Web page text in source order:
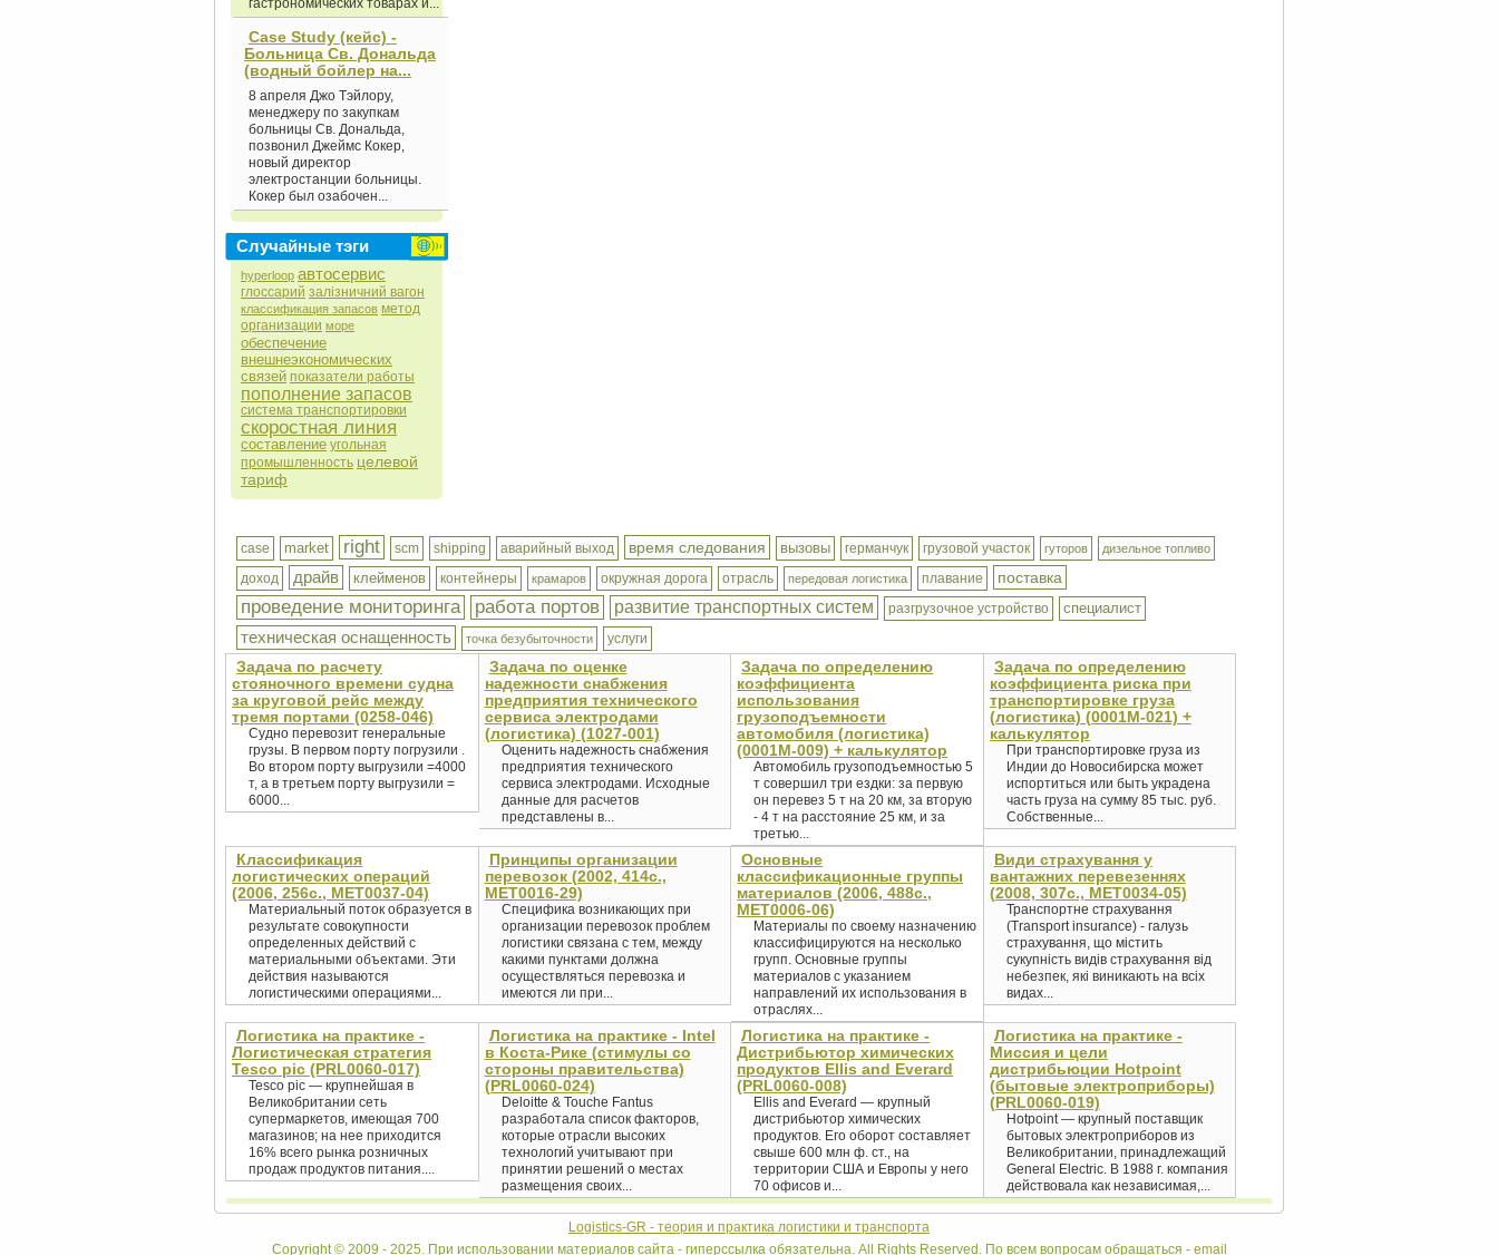
гастрономических товарах и...
Case Study (кейс) -
Больница Св. Дональда
(водный бойлер на...
8 апреля Джо Тэйлору,
менеджеру по закупкам
больницы Св. Дональда,
позвонил Джеймс Кокер,
новый директор
электростанции больницы.
Кокер был озабочен...
Случайные тэги
hyperloop автосервис
глоссарий залізничний вагон
классификация запасов метод
организации море
обеспечение
внешнеэкономических
связей показатели работы
пополнение запасов
система транспортировки
скоростная линия
составление угольная
промышленность целевой
тариф
case market right scm shipping аварийный выход время следования вызовы германчук грузовой участок гуторов дизельное топливо
доход драйв клейменов контейнеры крамаров окружная дорога отрасль передовая логистика плавание поставка
проведение мониторинга работа портов развитие транспортных систем разгрузочное устройство специалист
техническая оснащенность точка безубыточности услуги
Задача по расчету
стояночного времени судна
за круговой рейс между
тремя портами (0258-046)
Судно перевозит генеральные
грузы. В первом порту погрузили .
Во втором порту выгрузили =4000
т, а в третьем порту выгрузили =
6000...
Задача по оценке
надежности снабжения
предприятия технического
сервиса электродами
(логистика) (1027-001)
Оценить надежность снабжения
предприятия технического
сервиса электродами. Исходные
данные для расчетов
представлены в...
Задача по определению
коэффициента
использования
грузоподъемности
автомобиля (логистика)
(0001М-009) + калькулятор
Автомобиль грузоподъемностью 5
т совершил три ездки: за первую
он перевез 5 т на 20 км, за вторую
- 4 т на расстояние 25 км, и за
третью...
Задача по определению
коэффициента риска при
транспортировке груза
(логистика) (0001M-021) +
калькулятор
При транспортировке груза из
Индии до Новосибирска может
испортиться или быть украдена
часть груза на сумму 85 тыс. руб.
Собственные...
Классификация
логистических операций
(2006, 256с., MET0037-04)
Материальный поток образуется в
результате совокупности
определенных действий с
материальными объектами. Эти
действия называются
логистическими операциями...
Принципы организации
перевозок (2002, 414с.,
MET0016-29)
Специфика возникающих при
организации перевозок проблем
логистики связана с тем, между
какими пунктами должна
осуществляться перевозка и
имеются ли при...
Основные
классификационные группы
материалов (2006, 488с.,
MET0006-06)
Материалы по своему назначению
классифицируются на несколько
групп. Основные группы
материалов с указанием
направлений их использования в
отраслях...
Види страхування у
вантажних перевезеннях
(2008, 307с., MET0034-05)
Транспортне страхування
(Transport insurance) - галузь
страхування, що містить
сукупність видів страхування від
небезпек, які виникають на всіх
видах...
Логистика на практике -
Логистическая стратегия
Tesco pic (PRL0060-017)
Tesco pic — крупнейшая в
Великобритании сеть
супермаркетов, имеющая 700
магазинов; на нее приходится
16% всего рынка розничных
продаж продуктов питания....
Логистика на практике - Intel
в Коста-Рике (стимулы со
стороны правительства)
(PRL0060-024)
Deloitte & Touche Fantus
разработала список факторов,
которые отрасли высоких
технологий учитывают при
принятии решений о местах
размещения своих...
Логистика на практике -
Дистрибьютор химических
продуктов Ellis and Everard
(PRL0060-008)
Ellis and Everard — крупный
дистрибьютор химических
продуктов. Его оборот составляет
свыше 600 млн ф. ст., на
территории США и Европы у него
70 офисов и...
Логистика на практике -
Миссия и цели
дистрибьюции Hotpoint
(бытовые электроприборы)
(PRL0060-019)
Hotpoint — крупный поставщик
бытовых электроприборов из
Великобритании, принадлежащий
General Electric. В 1988 г. компания
действовала как независимая,...
Logistics-GR - теория и практика логистики и транспорта
Copyright © 2009 - 2025. При использовании материалов сайта - гиперссылка обязательна. All Rights Reserved.По всем вопросам обращаться - email